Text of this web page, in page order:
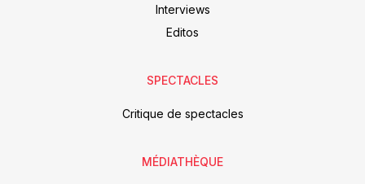
Interviews
Editos
SPECTACLES
Critique de spectacles
MÉDIATHÈQUE